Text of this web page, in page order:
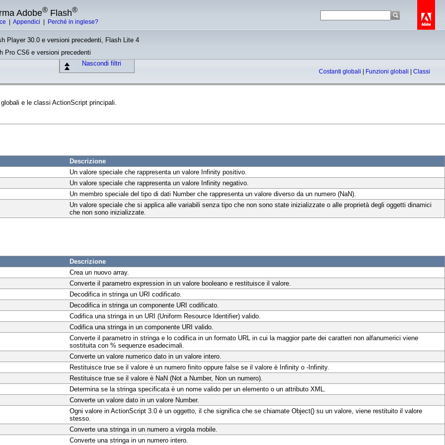
Adobe® Flash®
Appendici Perché in inglese?
Player 30.0 e versioni precedenti, Flash Lite 4
Pro CS6 e versioni precedenti
Nascondi filtri
Costanti globali Funzioni globali Classi
e le classi ActionScript principali.
Descrizione
Un valore speciale che rappresenta un valore Infinity positivo.
Un valore speciale che rappresenta un valore Infinity negativo.
Un membro speciale del tipo di dati Number che rappresenta un valore diverso da un numero (NaN).
Un valore speciale che si applica alle variabili senza tipo che non sono state inizializzate o alle proprietà degli oggetti dinamici
che non sono inizializzate.
Descrizione
Crea un nuovo array.
Converte il parametro expression in un valore booleano e restituisce il valore.
Decodifica in stringa un URI codificato.
Decodifica in stringa un componente URI codificato.
Codifica una stringa in un URI (Uniform Resource Identifier) valido.
Codifica una stringa in un componente URI valido.
Converte il parametro in stringa e lo codifica in un formato URL in cui la maggior parte dei caratteri non alfanumerici viene
sostituita con % sequenze esadecimali.
Converte un valore numerico dato in un valore intero.
Restituisce true se il valore è un numero finito oppure false se il valore è Infinity o -Infinity.
Restituisce true se il valore è NaN (Not a Number, Non un numero).
Determina se la stringa specificata è un nome valido per un elemento o un attributo XML.
Converte un valore dato in un valore Number.
Ogni valore in ActionScript 3.0 è un oggetto, il che significa che se chiamate Object() su un valore, viene restituito il valore
stesso.
Converte una stringa in un numero a virgola mobile.
Converte una stringa in un numero intero.